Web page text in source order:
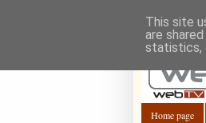
Home page
This site
are
statistics,